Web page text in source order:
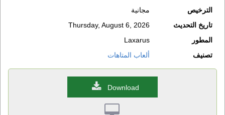
الترخيص
مجانية
تاريخ التحديث
Thursday, August 6, 2026
المطور
Laxarus
تصنيف
ألعاب المتاهات
Download